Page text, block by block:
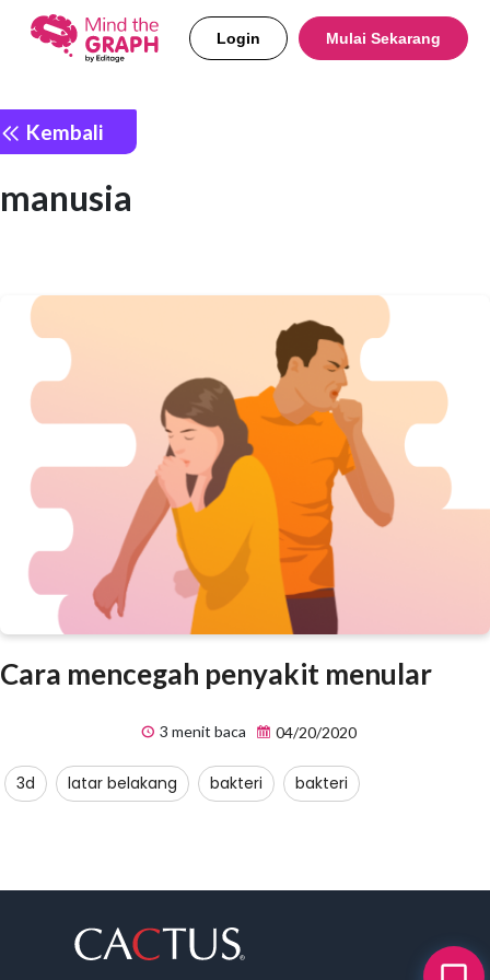
Login Mulai Sekarang
Kembali
manusia
Cara mencegah penyakit menular
3 menit baca 04/20/2020
3d latar belakang bakteri bakteri